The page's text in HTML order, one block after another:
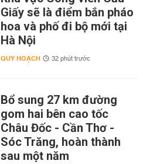
Giấy sẽ là điểm bắn pháo
hoa và phố đi bộ mới tại
Hà Nội
QUY HOẠCH 32 phút trước
Bổ sung 27 km đường
gom hai bên cao tốc
Châu Đốc - Cần Thơ -
Sóc Trăng, hoàn thành
sau một năm